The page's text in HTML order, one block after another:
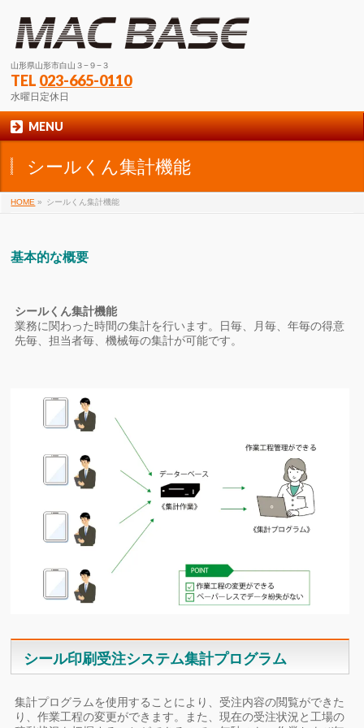
山形県山形市白山３−９−３
TEL 023-665-0110
水曜日定休日
MENU
シールくん集計機能
HOME » シールくん集計機能
基本的な概要
シールくん集計機能
業務に関わった時間の集計を行います。日毎、月毎、年毎の得意
先毎、担当者毎、機械毎の集計が可能です。
シール印刷受注システム集計プログラム
集計プログラムを使用することにより、受注内容の閲覧ができた
り、作業工程の変更ができます。また、現在の受注状況と工場の